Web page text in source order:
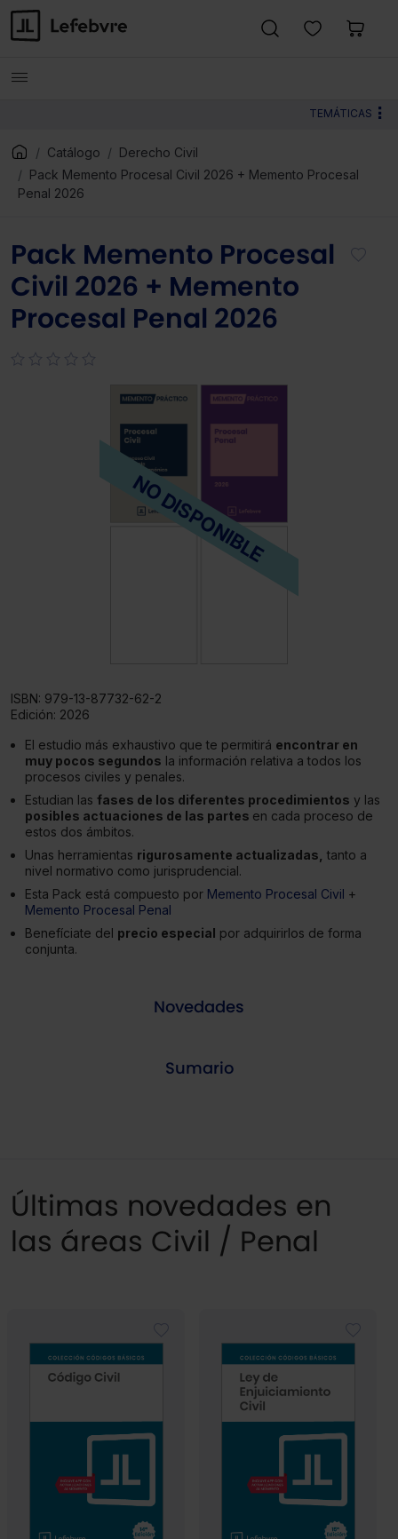
TEMÁTICAS
Catálogo
Derecho Civil
Pack Memento Procesal Civil 2026 + Memento Procesal
Penal 2026
Pack Memento Procesal
Civil 2026 + Memento
Procesal Penal 2026
NO DISPONIBLE
ISBN: 979-13-87732-62-2
Edición: 2026
El estudio más exhaustivo que te permitirá encontrar en
muy pocos segundos la información relativa a todos los
procesos civiles y penales.
Estudian las fases de los diferentes procedimientos y las
posibles actuaciones de las partes en cada proceso de
estos dos ámbitos.
Unas herramientas rigurosamente actualizadas, tanto a
nivel normativo como jurisprudencial.
Esta Pack está compuesto por Memento Procesal Civil +
Memento Procesal Penal
Benefíciate del precio especial por adquirirlos de forma
conjunta.
Novedades
Sumario
Últimas novedades en
las áreas Civil / Penal